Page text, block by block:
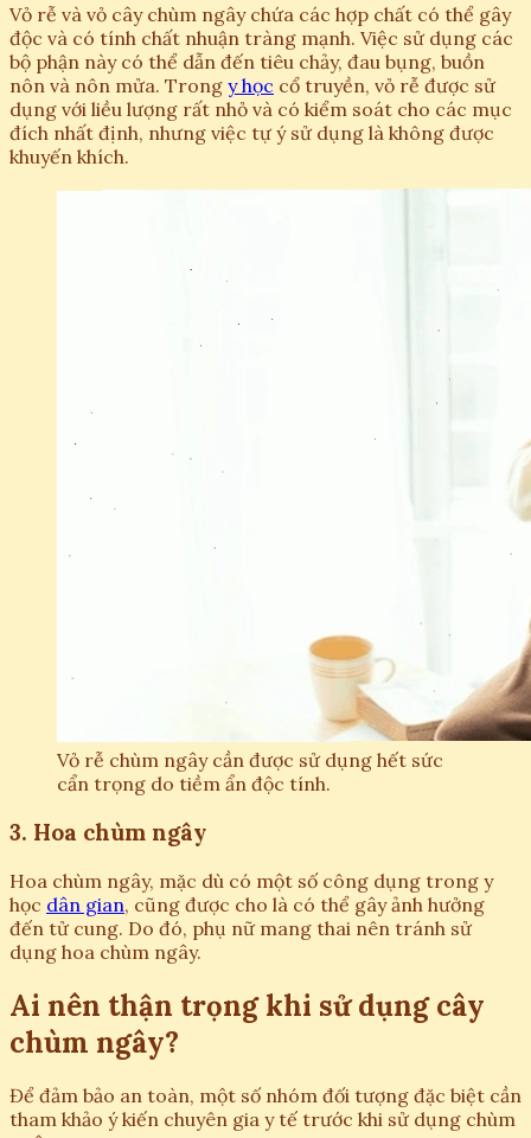
Vỏ rễ và vỏ cây chùm ngây chứa các hợp chất có thể gây
độc và có tính chất nhuận tràng mạnh. Việc sử dụng các
bộ phận này có thể dẫn đến tiêu chảy, đau bụng, buồn
nôn và nôn mửa. Trong y học cổ truyền, vỏ rễ được sử
dụng với liều lượng rất nhỏ và có kiểm soát cho các mục
đích nhất định, nhưng việc tự ý sử dụng là không được
khuyến khích.
Vỏ rễ chùm ngây cần được sử dụng hết sức
cẩn trọng do tiềm ẩn độc tính.
3. Hoa chùm ngây
Hoa chùm ngây, mặc dù có một số công dụng trong y
học dân gian, cũng được cho là có thể gây ảnh hưởng
đến tử cung. Do đó, phụ nữ mang thai nên tránh sử
dụng hoa chùm ngây.
Ai nên thận trọng khi sử dụng cây
chùm ngây?
Để đảm bảo an toàn, một số nhóm đối tượng đặc biệt cần
tham khảo ý kiến chuyên gia y tế trước khi sử dụng chùm